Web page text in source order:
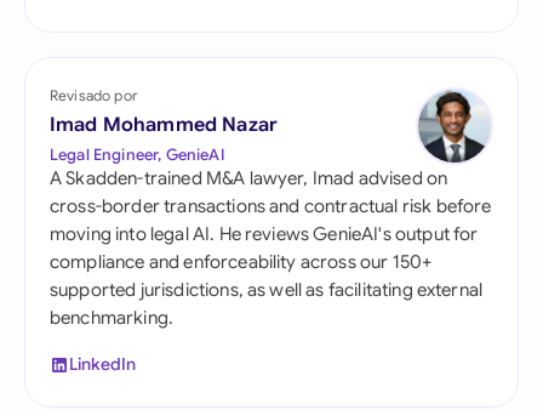
Revisado por
Imad Mohammed Nazar
Legal Engineer, GenieAI
A Skadden-trained M&A lawyer, Imad advised on
cross-border transactions and contractual risk before
moving into legal AI. He reviews GenieAI's output for
compliance and enforceability across our 150+
supported jurisdictions, as well as facilitating external
benchmarking.
LinkedIn